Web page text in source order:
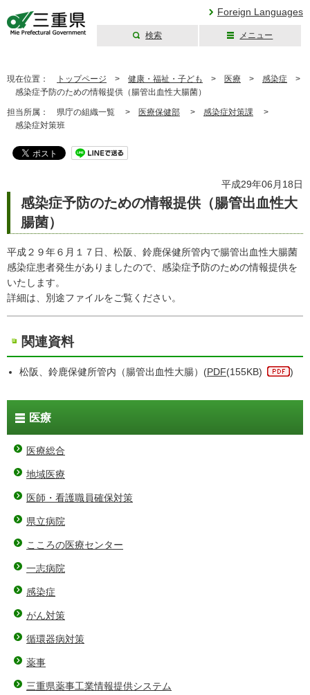
Foreign Languages
検索 メニュー
現在位置： トップページ > 健康・福祉・子ども > 医療 > 感染症 >
感染症予防のための情報提供（腸管出血性大腸菌）
担当所属： 県庁の組織一覧 > 医療保健部 > 感染症対策課 >
感染症対策班
平成29年06月18日
感染症予防のための情報提供（腸管出血性大
腸菌）
平成２９年６月１７日、松阪、鈴鹿保健所管内で腸管出血性大腸菌
感染症患者発生がありましたので、感染症予防のための情報提供を
いたします。
詳細は、別途ファイルをご覧ください。
関連資料
松阪、鈴鹿保健所管内（腸管出血性大腸）(PDF(155KB) )
医療
医療総合
地域医療
医師・看護職員確保対策
県立病院
こころの医療センター
一志病院
感染症
がん対策
循環器病対策
薬事
三重県薬事工業情報提供システム